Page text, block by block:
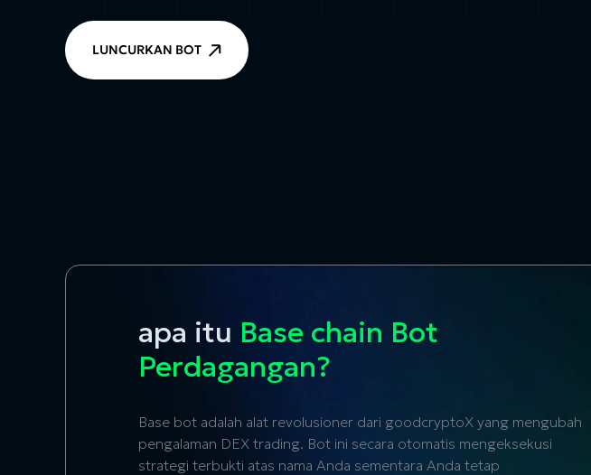
LUNCURKAN BOT
apa itu Base chain Bot
Perdagangan?
Base bot adalah alat revolusioner dari goodcryptoX yang mengubah
pengalaman DEX trading. Bot ini secara otomatis mengeksekusi
strategi terbukti atas nama Anda sementara Anda tetap